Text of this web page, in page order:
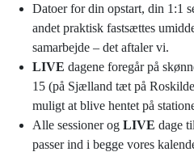
Datoer for din opstart, din 1:1
andet praktisk fastsættes
samarbejde – det aftaler vi.
LIVE dagene foregår på
15 (på Sjælland tæt på
muligt at blive hentet på
Alle sessioner og LIVE dage
passer ind i begge vores